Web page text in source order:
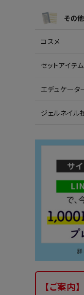
その他
コスメ
セットアイテム
エデュケータ
ジェルネイル
【ご案内】